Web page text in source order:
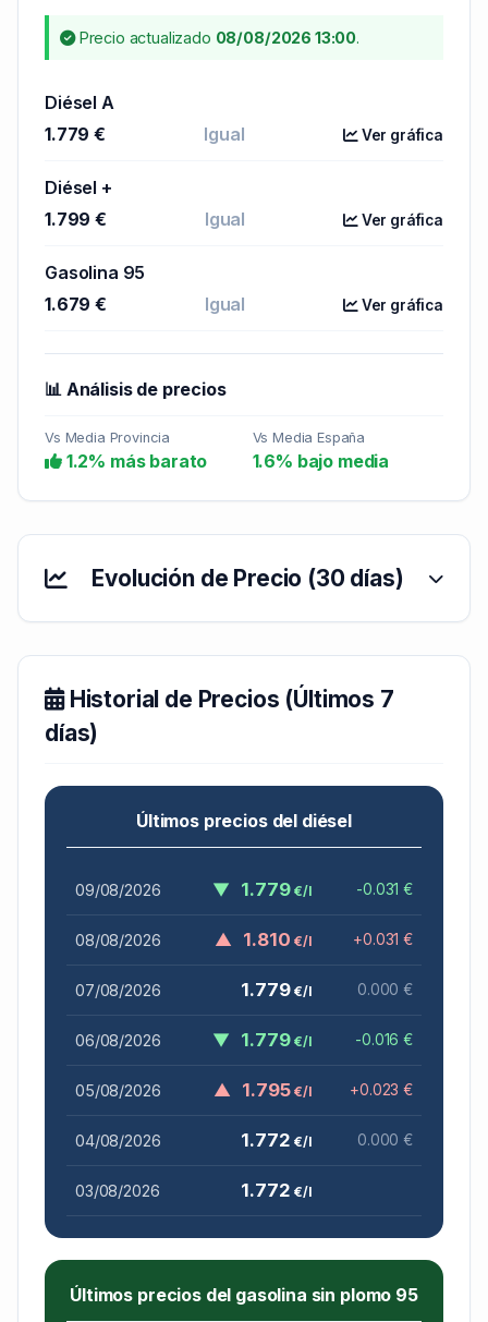
Precio actualizado 08/08/2026 13:00.
Diésel A
1.779 €
Igual Ver gráfica
Diésel +
1.799 €
Igual Ver gráfica
Gasolina 95
1.679 €
Igual Ver gráfica
📊 Análisis de precios
Vs Media Provincia
1.2% más barato
Vs Media España
1.6% bajo media
Evolución de Precio (30 días)
Historial de Precios (Últimos 7
días)
Últimos precios del diésel
09/08/2026 ▼ 1.779€/l -0.031 €
08/08/2026 ▲ 1.810€/l +0.031 €
07/08/2026 1.779€/l 0.000 €
06/08/2026 ▼ 1.779€/l -0.016 €
05/08/2026 ▲ 1.795€/l +0.023 €
04/08/2026 1.772€/l 0.000 €
03/08/2026 1.772€/l
Últimos precios del gasolina sin plomo 95